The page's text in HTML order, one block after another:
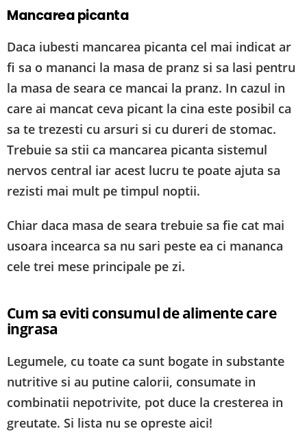
Mancarea picanta
Daca iubesti mancarea picanta cel mai indicat ar
fi sa o mananci la masa de pranz si sa lasi pentru
la masa de seara ce mancai la pranz. In cazul in
care ai mancat ceva picant la cina este posibil ca
sa te trezesti cu arsuri si cu dureri de stomac.
Trebuie sa stii ca mancarea picanta sistemul
nervos central iar acest lucru te poate ajuta sa
rezisti mai mult pe timpul noptii.
Chiar daca masa de seara trebuie sa fie cat mai
usoara incearca sa nu sari peste ea ci mananca
cele trei mese principale pe zi.
Cum sa eviti consumul de alimente care
ingrasa
Legumele, cu toate ca sunt bogate in substante
nutritive si au putine calorii, consumate in
combinatii nepotrivite, pot duce la cresterea in
greutate. Si lista nu se opreste aici!